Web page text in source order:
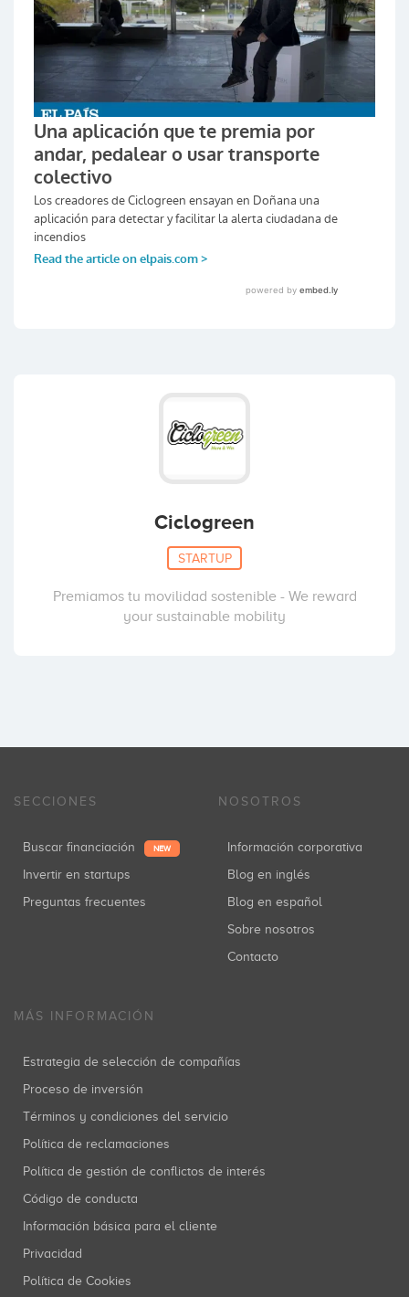
Ciclogreen
STARTUP
Premiamos tu movilidad sostenible - We reward
your sustainable mobility
SECCIONES
Buscar financiación NEW
Invertir en startups
Preguntas frecuentes
NOSOTROS
Información corporativa
Blog en inglés
Blog en español
Sobre nosotros
Contacto
MÁS INFORMACIÓN
Estrategia de selección de compañías
Proceso de inversión
Términos y condiciones del servicio
Política de reclamaciones
Política de gestión de conflictos de interés
Código de conducta
Información básica para el cliente
Privacidad
Política de Cookies